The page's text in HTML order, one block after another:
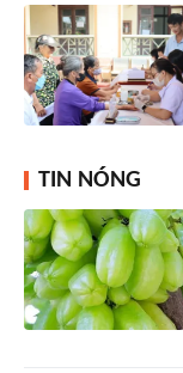
TIN NÓNG